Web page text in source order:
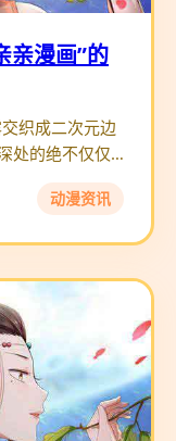
漫画”的
织成二次元边
处的绝不仅仅
禁忌的隐秘树
动漫资讯